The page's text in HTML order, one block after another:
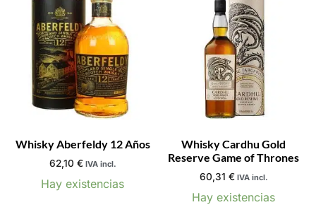
Whisky Aberfeldy 12 Años
62,10 € IVA incl.
Hay existencias
Whisky Cardhu Gold
Reserve Game of Thrones
60,31 € IVA incl.
Hay existencias